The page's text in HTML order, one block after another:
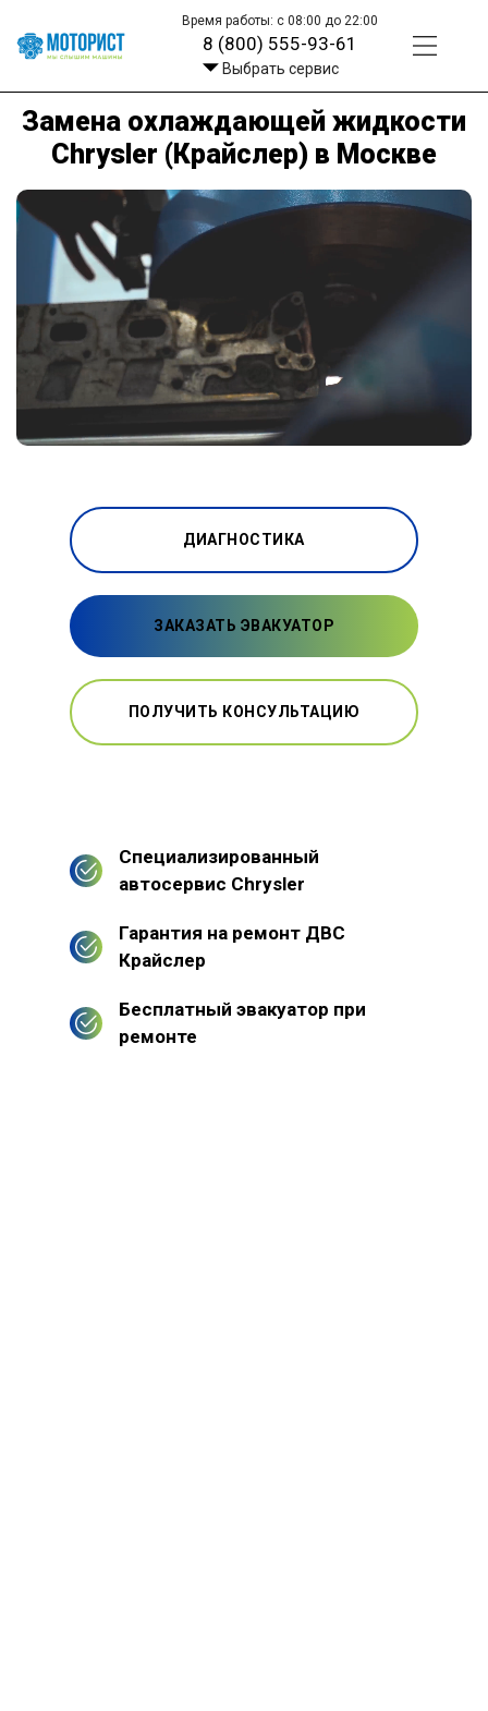
Время работы: с 08:00 до 22:00
8 (800) 555-93-61
Выбрать сервис
Замена охлаждающей жидкости
Chrysler (Крайслер) в Москве
ДИАГНОСТИКА
ЗАКАЗАТЬ ЭВАКУАТОР
ПОЛУЧИТЬ КОНСУЛЬТАЦИЮ
Специализированный
автосервис Chrysler
Гарантия на ремонт ДВС
Крайслер
Бесплатный эвакуатор при
ремонте